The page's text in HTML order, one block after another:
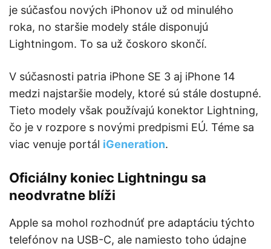
je súčasťou nových iPhonov už od minulého
roka, no staršie modely stále disponujú
Lightningom. To sa už čoskoro skončí.
V súčasnosti patria iPhone SE 3 aj iPhone 14
medzi najstaršie modely, ktoré sú stále dostupné.
Tieto modely však používajú konektor Lightning,
čo je v rozpore s novými predpismi EÚ. Téme sa
viac venuje portál iGeneration.
Oficiálny koniec Lightningu sa
neodvratne blíži
Apple sa mohol rozhodnúť pre adaptáciu týchto
telefónov na USB-C, ale namiesto toho údajne